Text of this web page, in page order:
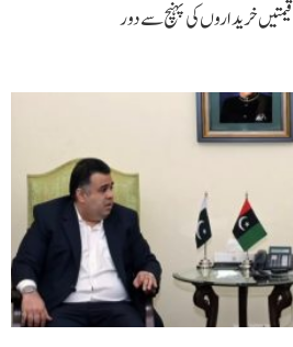
خریداروں کی پہنچ سے دور